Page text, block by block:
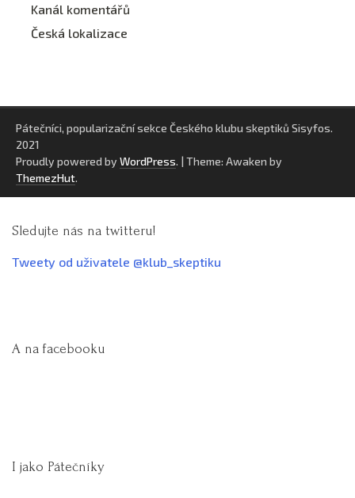
Kanál komentářů
Česká lokalizace
Pátečníci, popularizační sekce Českého klubu skeptiků Sisyfos.
2021
Proudly powered by WordPress. | Theme: Awaken by
ThemezHut.
Sledujte nás na twitteru!
Tweety od uživatele @klub_skeptiku
A na facebooku
I jako Pátečníky